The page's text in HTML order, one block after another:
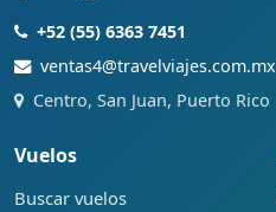
+52 (55) 6363 7451
ventas4@travelviajes.com.mx
Centro, San Juan, Puerto Rico
Vuelos
Buscar vuelos